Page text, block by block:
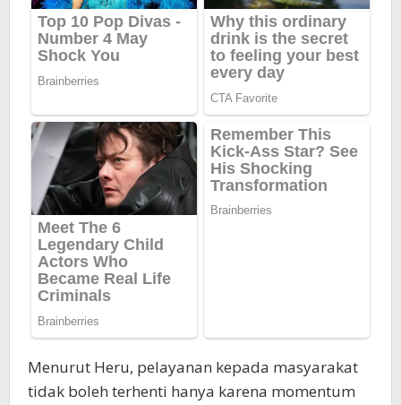
Menurut Heru, pelayanan kepada masyarakat
tidak boleh terhenti hanya karena momentum